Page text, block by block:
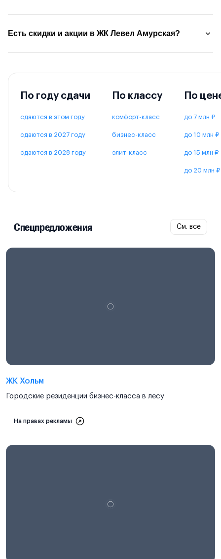
Есть скидки и акции в ЖК Левел Амурская?
По году сдачи
сдаются в этом году
сдаются в 2027 году
сдаются в 2028 году
По классу
комфорт-класс
бизнес-класс
элит-класс
По
до 7 млн ₽
до 10 млн ₽
до 15 млн ₽
до 20 млн ₽
Спецпредложения См. все
ЖК Хольм
Городские резиденции бизнес-класса в лесу
На правах рекламы